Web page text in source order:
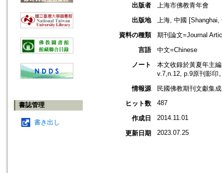
書誌管理
書き出し
出版者
上海市佛教青年會
出版地
上海, 中國 [Shanghai,
資料の種類
期刊論文=Journal
言語
中文=Chinese
ノート
本文收錄於黃夏年主
v.7,n.12, p.9原刊影印
情報源
民國佛教期刊文獻集
ヒット数
487
作成日 2014.11.01
更新日期 2023.07.25